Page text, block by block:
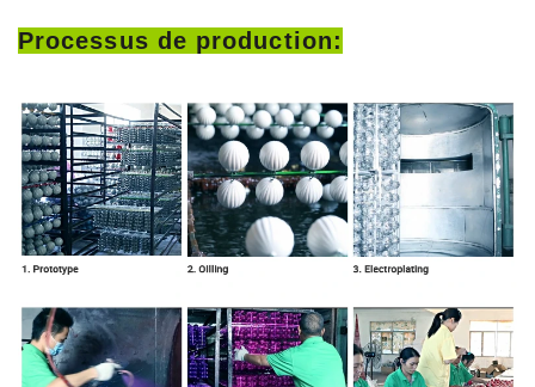
Processus de production: